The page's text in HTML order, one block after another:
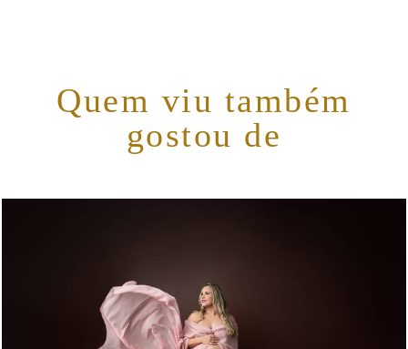
Quem viu também
gostou de